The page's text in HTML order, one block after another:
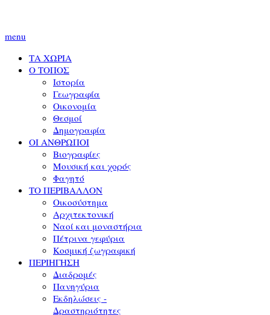
menu
ΤΑ ΧΩΡΙΑ
Ο ΤΟΠΟΣ
Ιστορία
Γεωγραφία
Οικονομία
Θεσμοί
Δημογραφία
ΟΙ ΑΝΘΡΩΠΟΙ
Βιογραφίες
Μουσική και χορός
Φαγητό
ΤΟ ΠΕΡΙΒΑΛΛΟΝ
Οικοσύστημα
Αρχιτεκτονική
Ναοί και μοναστήρια
Πέτρινα γεφύρια
Κοσμική ζωγραφική
ΠΕΡΙΗΓΗΣΗ
Διαδρομές
Πανηγύρια
Εκδηλώσεις -
Δραστηριότητες